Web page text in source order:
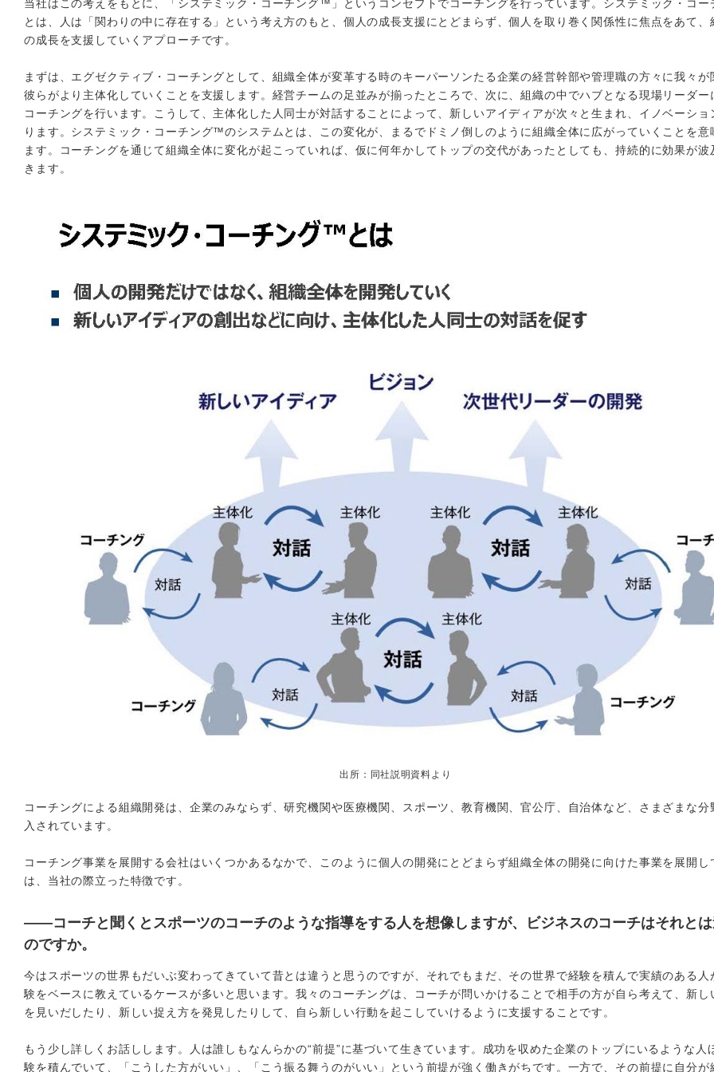
当社はこの考えをもとに、「システミック・コーチング™」というコンセプトでコーチングを行っています。システミック・コ
とは、人は「関わりの中に存在する」という考え方のもと、個人の成長支援にとどまらず、個人を取り巻く関係性に焦点をあて、
の成長を支援していくアプローチです。
まずは、エグゼクティブ・コーチングとして、組織全体が変革する時のキーパーソンたる企業の経営幹部や管理職の方々に我々が
彼らがより主体化していくことを支援します。経営チームの足並みが揃ったところで、次に、組織の中でハブとなる現場リーダー
コーチングを行います。こうして、主体化した人同士が対話することによって、新しいアイディアが次々と生まれ、イノベーショ
ります。システミック・コーチング™のシステムとは、この変化が、まるでドミノ倒しのように組織全体に広がっていくことを意
ます。コーチングを通じて組織全体に変化が起こっていれば、仮に何年かしてトップの交代があったとしても、持続的に効果が波
きます。
出所：同社説明資料より
コーチングによる組織開発は、企業のみならず、研究機関や医療機関、スポーツ、教育機関、官公庁、自治体など、さまざまな分
入されています。
コーチング事業を展開する会社はいくつかあるなかで、このように個人の開発にとどまらず組織全体の開発に向けた事業を展開し
は、当社の際立った特徴です。
――コーチと聞くとスポーツのコーチのような指導をする人を想像しますが、ビジネスのコーチはそれと
のですか。
今はスポーツの世界もだいぶ変わってきていて昔とは違うと思うのですが、それでもまだ、その世界で経験を積んで実績のある人
験をベースに教えているケースが多いと思います。我々のコーチングは、コーチが問いかけることで相手の方が自ら考えて、新し
を見いだしたり、新しい捉え方を発見したりして、自ら新しい行動を起こしていけるように支援することです。
もう少し詳しくお話しします。人は誰しもなんらかの“前提”に基づいて生きています。成功を収めた企業のトップにいるような人
験を積んでいて、「こうした方がいい」、「こう振る舞うのがいい」という前提が強く働きがちです。一方で、その前提に自分が